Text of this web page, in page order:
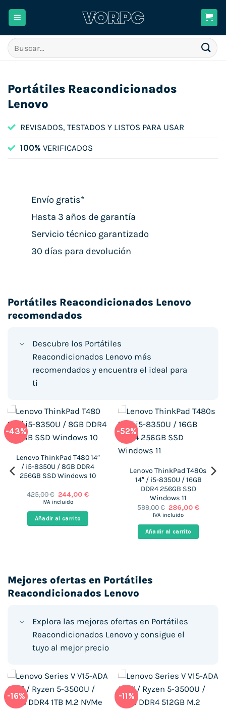
Buscar
por:
Portátiles Reacondicionados
Lenovo
REVISADOS, TESTADOS Y LISTOS PARA USAR
100% VERIFICADOS
Envío gratis*
Hasta 3 años de garantía
Servicio técnico garantizado
30 días para devolución
Portátiles Reacondicionados Lenovo
recomendados
Descubre los Portátiles
Reacondicionados Lenovo más
recomendados y encuentra el ideal para
ti
-43%
Lenovo ThinkPad T480 14″
/ i5-8350U / 8GB DDR4
256GB SSD Windows 10
425,00€ El
precio
era:
425,00 €.
244,00€El
IVA incluido
Añadir al carrito
-52%
Lenovo ThinkPad T480s
14″ / i5-8350U / 16GB
DDR4 256GB SSD
Windows 11
599,00€ El
precio
era:
599,00 €.
286,00€El
IVA incluido
Añadir al carrito
Mejores ofertas en Portátiles
Reacondicionados Lenovo
Explora las mejores ofertas en Portátiles
Reacondicionados Lenovo y consigue el
tuyo al mejor precio
-16% -11%